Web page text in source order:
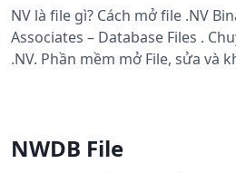
NV là file gì? Cách mở file .NV
Associates – Database Files .
.NV. Phần mềm mở File, sửa và
NWDB File